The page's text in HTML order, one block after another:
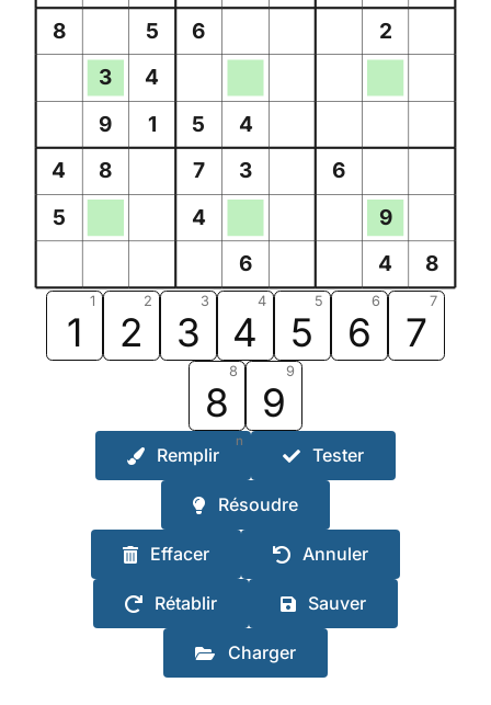
8
5 6
2
3
4
9
1 5
4
4
8 7 3 6
5 4 9
6 4 8
1
1
2
2
3
3
4
4
5
5
6
6
7
7
8
8
9
9
n
Remplir Tester
Résoudre
Effacer Annuler
Rétablir Sauver
Charger